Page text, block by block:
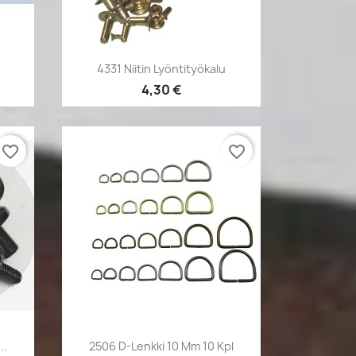
Pikakatselu
4331 Niitin Lyöntityökalu
4,30 €
favorite_border
Pikakatselu
2506 D-Lenkki 10 Mm 10 Kpl
favorite_border